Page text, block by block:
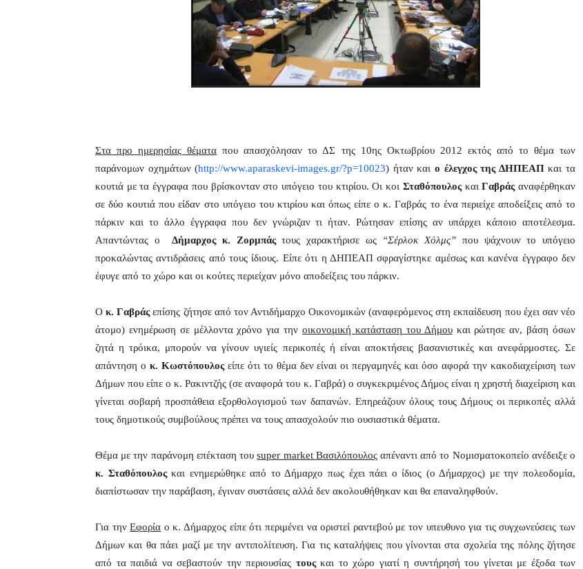
Στα προ ημερησίας θέματα που απασχόλησαν το ΔΣ της 10ης Οκτωβρίου 2012 εκτός από το θέμα των
παράνομων οχημάτων (http://www.aparaskevi-images.gr/?p=10023) ήταν καιο έλεγχος της ΔΗΠΕΑΠκαι τα
κουτιά με τα έγγραφα που βρίσκονταν στο υπόγειο του κτιρίου. Οι κοι ΣταθόπουλοςκαιΓαβράςαναφέρθηκαν
σε δύο κουτιά που είδαν στο υπόγειο του κτιρίου και όπως είπε ο κ. Γαβράς το ένα περιείχε αποδείξεις από το
πάρκιν και το άλλο έγγραφα που δεν γνώριζαν τι ήταν. Ρώτησαν επίσης αν υπάρχει κάποιο αποτέλεσμα.
Απαντώντας οΔήμαρχος κ. Ζορμπάςτους χαρακτήρισε ως “Σέρλοκ Χόλμς” που ψάχνουν το υπόγειο
προκαλώντας αντιδράσεις από τους ίδιους. Είπε ότι η ΔΗΠΕΑΠ σφραγίστηκε αμέσως και κανένα έγγραφο δεν
έφυγε από το χώρο και οι κούτες περιείχαν μόνο αποδείξεις του πάρκιν.
Οκ. Γαβράςεπίσης ζήτησε από τον Αντιδήμαρχο Οικονομικών (αναφερόμενος στη εκπαίδευση που έχει σαν νέο
άτομο) ενημέρωση σε μέλλοντα χρόνο για τηνοικονομική κατάσταση του Δήμουκαι ρώτησε αν, βάση όσων
ζητά η τρόικα, μπορούν να γίνουν υγιείς περικοπές ή είναι αποκτήσεις βασανιστικές και ανεφάρμοστες. Σε
απάντηση ο κ. Κωστόπουλοςείπε ότι το θέμα δεν είναι οι περγαμηνές και όσο αφορά την κακοδιαχείριση των
Δήμων που είπε ο κ. Ρακιντζής (σε αναφορά του κ. Γαβρά) ο συγκεκριμένος Δήμος είναι η χρηστή διαχείριση και
γίνεται σοβαρή προσπάθεια εξορθολογισμού των δαπανών. Επηρεάζουν όλους τους Δήμους οι περικοπές αλλά
τους δημοτικούς συμβούλους πρέπει να τους απασχολούν πιο ουσιαστικά θέματα.
Θέμα με την παράνομη επέκταση τουsuper market Βασιλόπουλοςαπέναντι από το Νομισματοκοπείο ανέδειξε ο
κ. Σταθόπουλοςκαι ενημερώθηκε από το Δήμαρχο πως έχει πάει ο ίδιος (ο Δήμαρχος) με την πολεοδομία,
διαπίστωσαν την παράβαση, έγιναν συστάσεις αλλά δεν ακολουθήθηκαν και θα επαναληφθούν.
Για τηνΕφορία ο κ. Δήμαρχος είπε ότι περιμένει να οριστεί ραντεβού με τον υπευθυνο για τις συγχωνεύσεις των
Δήμων και θα πάει μαζί με την αντιπολίτευση. Για τις καταλήψεις που γίνονται στα σχολεία της πόλης ζήτησε
από τα παιδιά να σεβαστούν την περιουσίας τους και το χώρο γιατί η συντήρησή του γίνεται με έξοδα των